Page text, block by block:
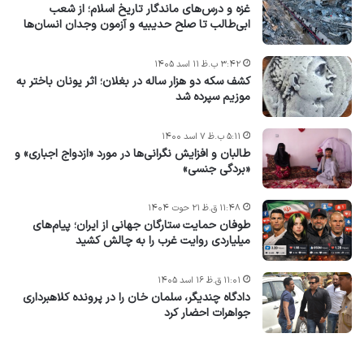
غزه و درس‌های ماندگار تاریخ اسلام؛ از شعب
ابی‌طالب تا صلح حدیبیه و آزمون وجدان انسان‌ها
کشف سکه دو هزار ساله در بغلان؛ اثر یونان باختر به
موزیم سپرده شد
۳:۴۲ ب.ظ ۱۱ اسد ۱۴۰۵
طالبان و افزایش نگرانی‌ها در مورد «ازدواج اجباری» و
«بردگی جنسی»
۵:۱۱ ب.ظ ۷ اسد ۱۴۰۰
طوفان حمایت ستارگان جهانی از ایران؛ پیام‌های
میلیاردی روایت غرب را به چالش کشید
۱۱:۴۸ ق.ظ ۲۱ حوت ۱۴۰۴
دادگاه چندیگر، سلمان خان را در پرونده کلاهبرداری
جواهرات احضار کرد
۱۱:۰۱ ق.ظ ۱۶ اسد ۱۴۰۵